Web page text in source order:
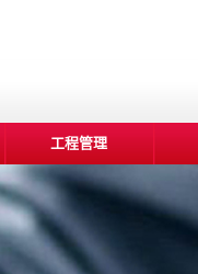
工程管理